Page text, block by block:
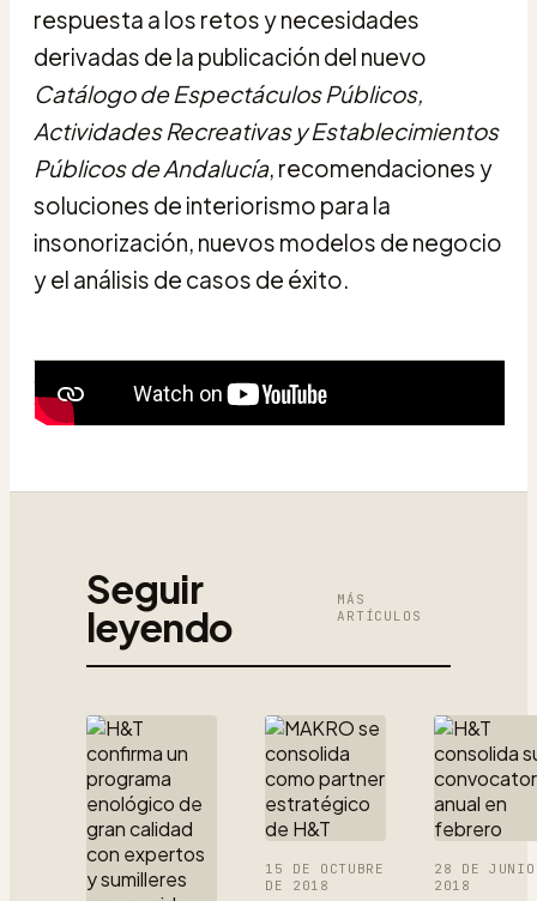
respuesta a los retos y necesidades
derivadas de la publicación del nuevo
Catálogo de Espectáculos Públicos,
Actividades Recreativas y Establecimientos
Públicos de Andalucía, recomendaciones y
soluciones de interiorismo para la
insonorización, nuevos modelos de negocio
y el análisis de casos de éxito.
Seguir
leyendo
MÁS
ARTÍCULOS
15 DE OCTUBRE
DE 2018
28 DE
2018